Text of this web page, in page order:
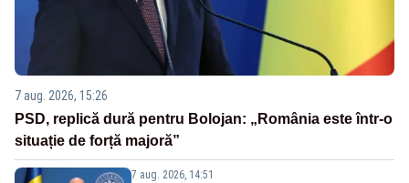
7 aug. 2026, 15:26
PSD, replică dură pentru Bolojan: „România este într-o
situație de forță majoră”
7 aug. 2026, 14:51